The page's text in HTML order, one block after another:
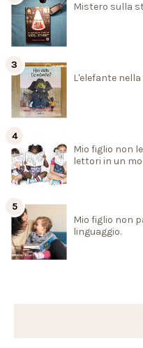
Mistero sulla
L'elefante
Mio figlio non
lettori in un
Mio figlio non
linguaggio.